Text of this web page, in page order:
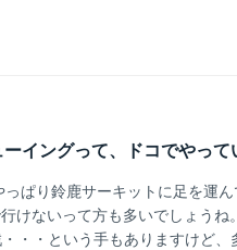
ラスでGPデビューを果たしま
イングって、ドコでやって
ぱり鈴鹿サーキットに足を運
けないって方も多いでしょうね
・・という手もありますけど、